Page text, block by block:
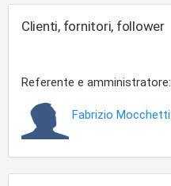
Clienti, fornitori, follower
Referente e amministratore:
Fabrizio Mocchetti